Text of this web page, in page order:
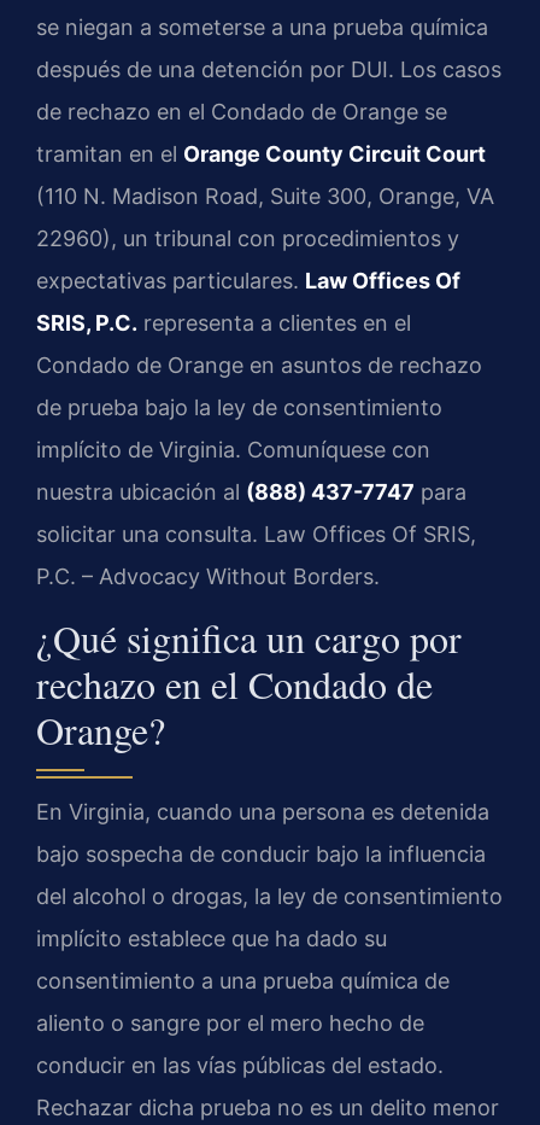
se niegan a someterse a una prueba química
después de una detención por DUI. Los casos
de rechazo en el Condado de Orange se
tramitan en el Orange County Circuit Court
(110 N. Madison Road, Suite 300, Orange, VA
22960), un tribunal con procedimientos y
expectativas particulares. Law Offices Of
SRIS, P.C. representa a clientes en el
Condado de Orange en asuntos de rechazo
de prueba bajo la ley de consentimiento
implícito de Virginia. Comuníquese con
nuestra ubicación al (888) 437-7747 para
solicitar una consulta. Law Offices Of SRIS,
P.C. – Advocacy Without Borders.
¿Qué significa un cargo por
rechazo en el Condado de
Orange?
En Virginia, cuando una persona es detenida
bajo sospecha de conducir bajo la influencia
del alcohol o drogas, la ley de consentimiento
implícito establece que ha dado su
consentimiento a una prueba química de
aliento o sangre por el mero hecho de
conducir en las vías públicas del estado.
Rechazar dicha prueba no es un delito menor